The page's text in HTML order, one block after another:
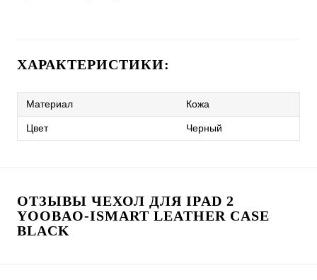
ХАРАКТЕРИСТИКИ:
Материал Кожа
Цвет Черный
ОТЗЫВЫ ЧЕХОЛ ДЛЯ IPAD 2
YOOBAO-ISMART LEATHER CASE
BLACK